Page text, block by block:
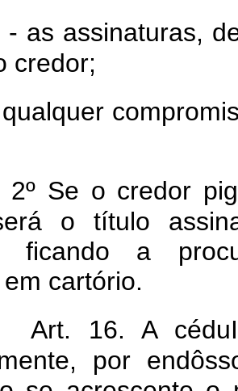
- as assinaturas,
credor;
2º Se o credor
o título
ficando a
cartório.
Art. 16. A
por